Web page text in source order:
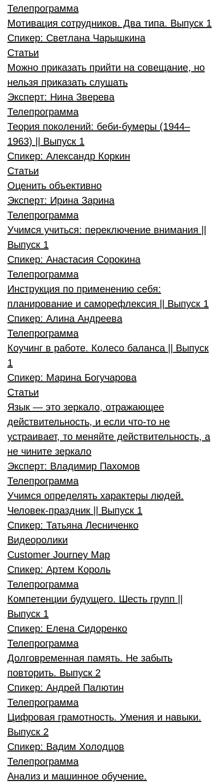
Телепрограмма
Мотивация сотрудников. Два типа. Выпуск 1
Спикер: Светлана Чарышкина
Статьи
Можно приказать прийти на совещание, но
нельзя приказать слушать
Эксперт: Нина Зверева
Телепрограмма
Теория поколений: беби-бумеры (1944–
1963) || Выпуск 1
Спикер: Александр Коркин
Статьи
Оценить объективно
Эксперт: Ирина Зарина
Телепрограмма
Учимся учиться: переключение внимания ||
Выпуск 1
Спикер: Анастасия Сорокина
Телепрограмма
Инструкция по применению себя:
планирование и саморефлексия || Выпуск 1
Спикер: Алина Андреева
Телепрограмма
Коучинг в работе. Колесо баланса || Выпуск
1
Спикер: Марина Богучарова
Статьи
Язык — это зеркало, отражающее
действительность, и если что-то не
устраивает, то меняйте действительность, а
не чините зеркало
Эксперт: Владимир Пахомов
Телепрограмма
Учимся определять характеры людей.
Человек-праздник || Выпуск 1
Спикер: Татьяна Лесниченко
Видеоролики
Customer Journey Map
Спикер: Артем Король
Телепрограмма
Компетенции будущего. Шесть групп ||
Выпуск 1
Спикер: Елена Сидоренко
Телепрограмма
Долговременная память. Не забыть
повторить. Выпуск 2
Спикер: Андрей Палютин
Телепрограмма
Цифровая грамотность. Умения и навыки.
Выпуск 2
Спикер: Вадим Холодцов
Телепрограмма
Анализ и машинное обучение.